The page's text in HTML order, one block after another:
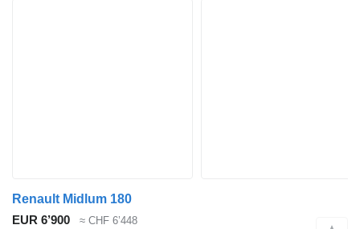
Renault Midlum 180
EUR 6’900
≈ CHF 6’448